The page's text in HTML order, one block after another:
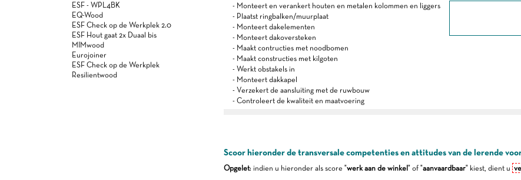
ESF - WPL4BK
EQ-Wood
ESF Check op de Werkplek 2.0
ESF Hout gaat 2x Duaal bis
MIMwood
Eurojoiner
ESF Check op de Werkplek
Resilientwood
- Monteert en verankert houten en metalen kolommen en liggers
- Plaatst ringbalken/muurplaat
- Monteert dakelementen
- Monteert dakoversteken
- Maakt contructies met noodbomen
- Maakt constructies met kilgoten
- Werkt obstakels in
- Monteert dakkapel
- Verzekert de aansluiting met de ruwbouw
- Controleert de kwaliteit en maatvoering
Scoor hieronder de transversale competenties en attitudes van de lerende
Opgelet: indien u hieronder als score "werk aan de winkel " of "aanvaardbaar" kiest, dient u